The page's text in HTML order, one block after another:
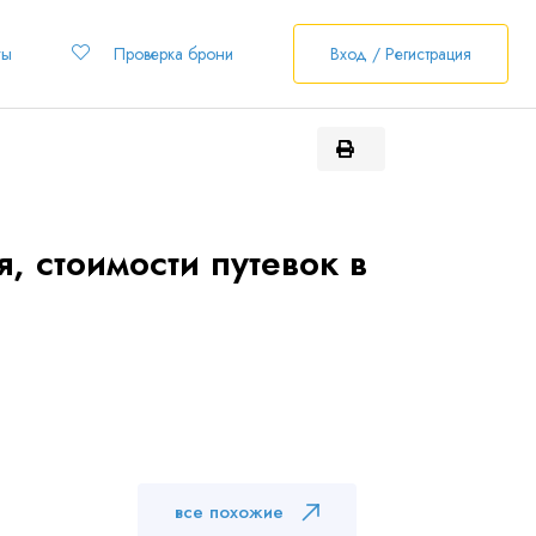
Проверка брони Вход / Регистрация
путевок в
все похожие